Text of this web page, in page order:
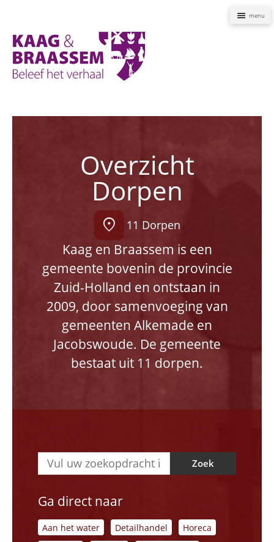
Overzicht
Dorpen
location_on 11 Dorpen
Kaag en Braassem is een
gemeente bovenin de provincie
Zuid-Holland en ontstaan in
2009, door samenvoeging van
gemeenten Alkemade en
Jacobswoude. De gemeente
bestaat uit 11 dorpen.
Zoek
Ga direct naar
Aan het water Detailhandel
Horeca